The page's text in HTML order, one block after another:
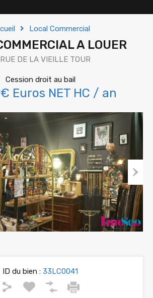
Local Commercial
A LOUER
DE LA VIEILLE TOUR
Cession droit au bail
Euros NET HC / an
Next
ID du bien : 33LC0041